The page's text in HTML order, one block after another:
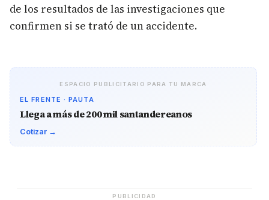
de los resultados de las investigaciones que
confirmen si se trató de un accidente.
ESPACIO PUBLICITARIO PARA TU MARCA
EL FRENTE · PAUTA
Llega a más de 200 mil santandereanos
Cotizar →
PUBLICIDAD